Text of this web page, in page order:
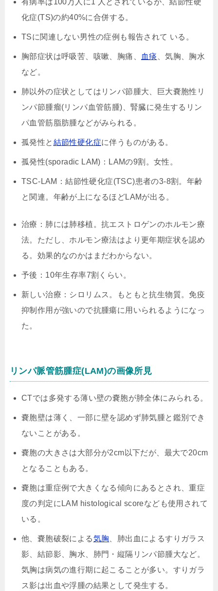
有病率は100万人に1 人とされているが、結節性硬
化症(TS)の約40%に合併する。
TSに関連しない男性の症例も報告されて いる。
胸部症状は呼吸苦、咳嗽、胸痛、 血痰
、気胸、胸水
など。
肺以外の症状としてはリンパ節腫大、巨大嚢胞性リ
ンパ節腫瘤(リンパ血管筋腫)、腎臓に発生するリン
パ血管筋脂肪腫などがみられる。
孤発性と 結節性硬化症に伴うものがある。
孤発性(sporadic LAM)：LAMの9割。女性。
TSC-LAM：結節性硬化症(TSC)患者の3-8割。年齢
と関連。年齢が上になるほどLAMが出る。
治療：肺には肺移植。抗エストロゲンのホルモン療
法。ただし、ホルモン療法はより更年期症状を認め
る。効果的なのかはまだわからない。
予後：10年生存率7割くらい。
新しい治療：シロリムス。もともと抗生物質。免疫
抑制作用が強いので抗腫瘍に用いられるようになっ
た。
リンパ脈管筋腫症(LAM)の画像所見
CTでは多発する薄い壁の嚢胞が肺全体にみられる。
嚢胞壁は薄く、一部に壁を認めず肺気腫と鑑別でき
ないことがある。
嚢胞の大きさは大部分が2cm以下だが、最大で20cm
となることもある。
嚢胞は重症例で大きくなる傾向にあるとされ、重症
度の判定にLAM histological scoreなども使用されて
いる。
他、嚢胞破裂による気胸 、肺出血によるすりガラス
影、結節影、胸水、肺門・縦隔リンパ節腫大など。
気胸は病気の進行期に起こることが多い。すりガラ
ス影は出血や浮腫の結果として発生する。